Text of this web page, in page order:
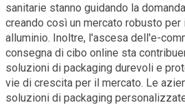
sanitarie stanno guidando la
creando così un mercato robusto
alluminio. Inoltre, l'ascesa dell'e-
consegna di cibo online sta
soluzioni di packaging durevoli e
vie di crescita per il mercato. Le
soluzioni di packaging